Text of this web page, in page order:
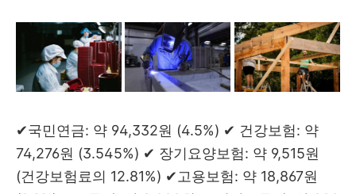
✔국민연금: 약 94,332원 (4.5%) ✔ 건강보험: 약
74,276원 (3.545%) ✔ 장기요양보험: 약 9,515원
(건강보험료의 12.81%) ✔고용보험: 약 18,867원